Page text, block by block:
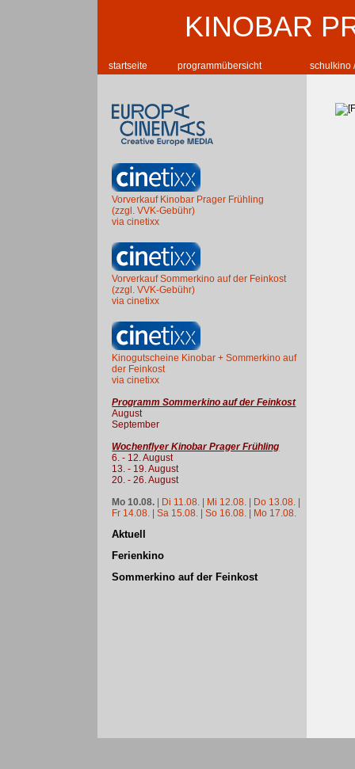
KINOBAR
startseite programmübersicht schulkino
Vorverkauf Kinobar Prager Frühling
(zzgl. VVK-Gebühr)
via cinetixx
Vorverkauf Sommerkino auf der Feinkost
(zzgl. VVK-Gebühr)
via cinetixx
Kinogutscheine Kinobar + Sommerkino auf
der Feinkost
via cinetixx
Programm Sommerkino auf der Feinkost
August
September
Wochenflyer Kinobar Prager Frühling
6. - 12. August
13. - 19. August
20. - 26. August
Mo 10.08. | Di 11.08. | Mi 12.08. | Do 13.08. |
Fr 14.08. |Sa 15.08. |So 16.08. | Mo 17.08.
Aktuell
Ferienkino
Sommerkino auf der Feinkost